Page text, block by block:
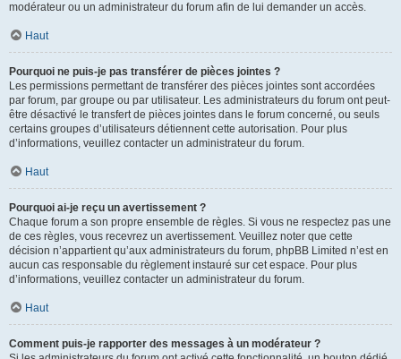
modérateur ou un administrateur du forum afin de lui demander un accès.
Haut
Pourquoi ne puis-je pas transférer de pièces jointes ?
Les permissions permettant de transférer des pièces jointes sont accordées
par forum, par groupe ou par utilisateur. Les administrateurs du forum ont peut-
être désactivé le transfert de pièces jointes dans le forum concerné, ou seuls
certains groupes d’utilisateurs détiennent cette autorisation. Pour plus
d’informations, veuillez contacter un administrateur du forum.
Haut
Pourquoi ai-je reçu un avertissement ?
Chaque forum a son propre ensemble de règles. Si vous ne respectez pas une
de ces règles, vous recevrez un avertissement. Veuillez noter que cette
décision n’appartient qu’aux administrateurs du forum, phpBB Limited n’est en
aucun cas responsable du règlement instauré sur cet espace. Pour plus
d’informations, veuillez contacter un administrateur du forum.
Haut
Comment puis-je rapporter des messages à un modérateur ?